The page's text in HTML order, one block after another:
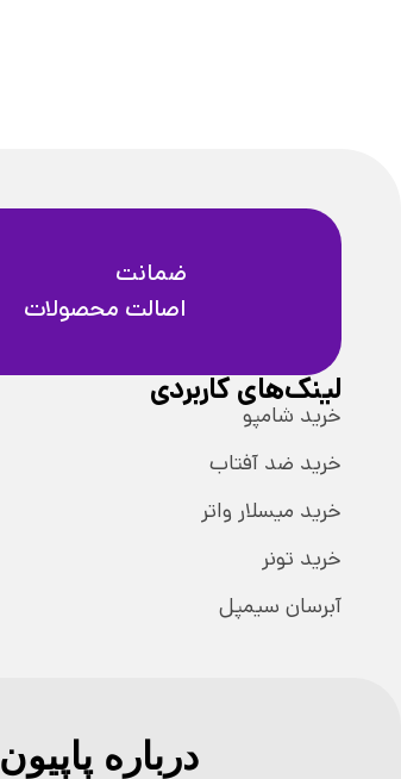
ضمانت
اصالت محصولات
لینک‌های کاربردی
خرید شامپو
خرید ضد آفتاب
خرید میسلار واتر
خرید تونر
آبرسان سیمپل
درباره پاپیون